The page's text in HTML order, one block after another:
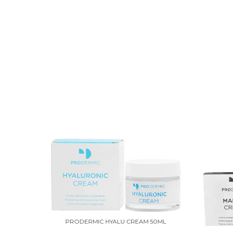
PRODERMIC HYALU CREAM 50ML